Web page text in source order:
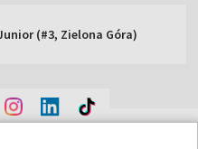
(#3, Zielona Góra)